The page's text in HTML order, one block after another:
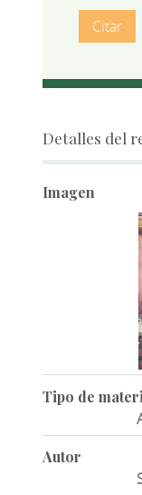
Citar
Detalles del
Imagen
Tipo de
Autor